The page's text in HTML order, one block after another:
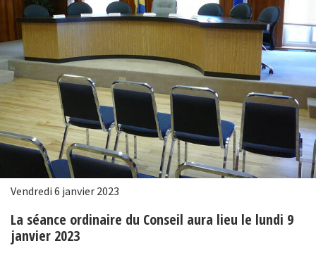
Vendredi 6 janvier 2023
La séance ordinaire du Conseil aura lieu le lundi 9
janvier 2023